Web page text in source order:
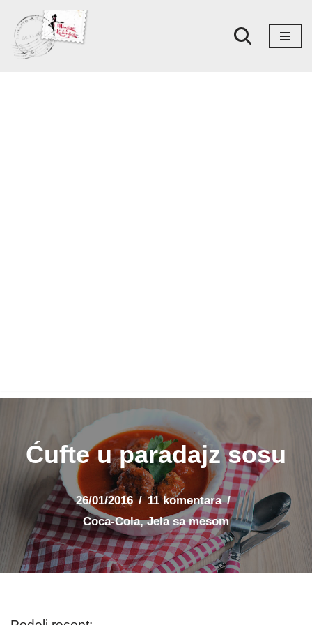
Skoči
na
Ćufte u paradajz sosu
26/01/2016
11 komentara
Coca-Cola,Jela sa mesom